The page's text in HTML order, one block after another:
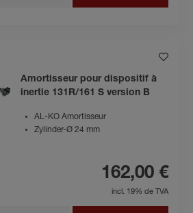
Amortisseur pour dispositif à
inertie 131R/161 S version B
AL-KO Amortisseur
Zylinder-Ø 24 mm
162,00 €
incl. 19% de TVA